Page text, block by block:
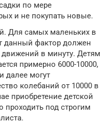
по мере
и не покупать новые.
Для самых маленьких в
данный фактор должен
движений в минуту. Детям
примерно 6000-10000,
далее могут
колебаний от 10000 в
приобретение детской
проходить под строгим